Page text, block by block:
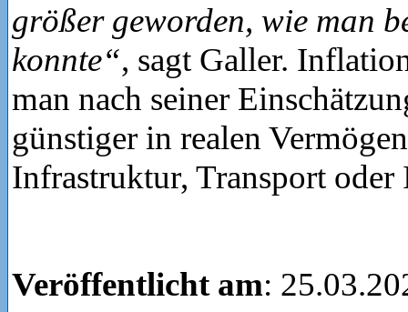
größer geworden, wie man
konnte“, sagt Galler.
man nach seiner
günstiger in realen
Infrastruktur, Transport
Veröffentlicht am: